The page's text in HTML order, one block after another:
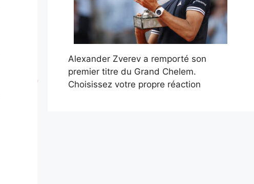
Alexander Zverev a remporté son
premier titre du Grand Chelem.
Choisissez votre propre réaction